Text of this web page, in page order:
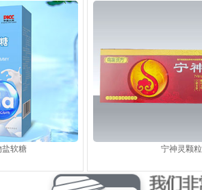
盐软糖 宁神灵颗粒